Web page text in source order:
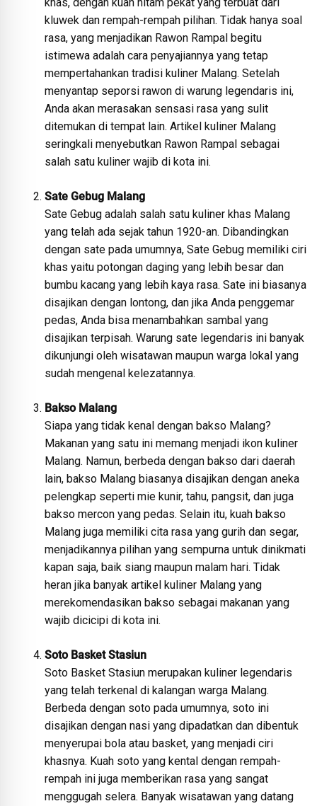
kluwek dan rempah-rempah pilihan. Tidak hanya soal
rasa, yang menjadikan Rawon Rampal begitu
istimewa adalah cara penyajiannya yang tetap
mempertahankan tradisi kuliner Malang. Setelah
menyantap seporsi rawon di warung legendaris ini,
Anda akan merasakan sensasi rasa yang sulit
ditemukan di tempat lain. Artikel kuliner Malang
seringkali menyebutkan Rawon Rampal sebagai
salah satu kuliner wajib di kota ini.
Sate Gebug Malang
Sate Gebug adalah salah satu kuliner khas Malang
yang telah ada sejak tahun 1920-an. Dibandingkan
dengan sate pada umumnya, Sate Gebug memiliki ciri
khas yaitu potongan daging yang lebih besar dan
bumbu kacang yang lebih kaya rasa. Sate ini biasanya
disajikan dengan lontong, dan jika Anda penggemar
pedas, Anda bisa menambahkan sambal yang
disajikan terpisah. Warung sate legendaris ini banyak
dikunjungi oleh wisatawan maupun warga lokal yang
sudah mengenal kelezatannya.
Bakso Malang
Siapa yang tidak kenal dengan bakso Malang?
Makanan yang satu ini memang menjadi ikon kuliner
Malang. Namun, berbeda dengan bakso dari daerah
lain, bakso Malang biasanya disajikan dengan aneka
pelengkap seperti mie kunir, tahu, pangsit, dan juga
bakso mercon yang pedas. Selain itu, kuah bakso
Malang juga memiliki cita rasa yang gurih dan segar,
menjadikannya pilihan yang sempurna untuk dinikmati
kapan saja, baik siang maupun malam hari. Tidak
heran jika banyak artikel kuliner Malang yang
merekomendasikan bakso sebagai makanan yang
wajib dicicipi di kota ini.
Soto Basket Stasiun
Soto Basket Stasiun merupakan kuliner legendaris
yang telah terkenal di kalangan warga Malang.
Berbeda dengan soto pada umumnya, soto ini
disajikan dengan nasi yang dipadatkan dan dibentuk
menyerupai bola atau basket, yang menjadi ciri
khasnya. Kuah soto yang kental dengan rempah-
rempah ini juga memberikan rasa yang sangat
menggugah selera. Banyak wisatawan yang datang